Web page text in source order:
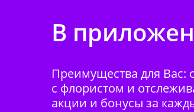
В
Преимущества для Вас:
с флористом и
акции и бонусы за